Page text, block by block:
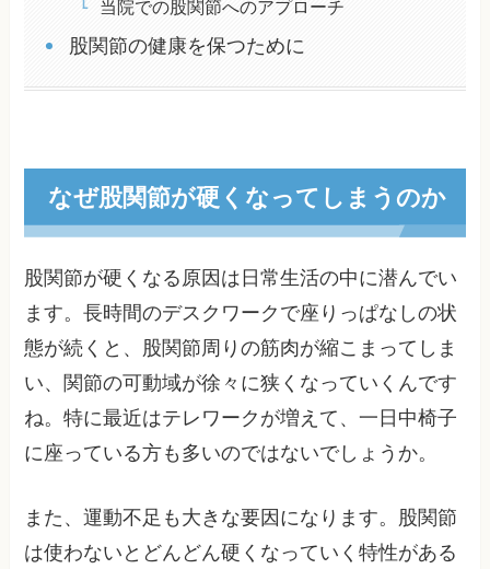
当院での股関節へのアプローチ
股関節の健康を保つために
なぜ股関節が硬くなってしまうのか
股関節が硬くなる原因は日常生活の中に潜んでい
ます。長時間のデスクワークで座りっぱなしの状
態が続くと、股関節周りの筋肉が縮こまってしま
い、関節の可動域が徐々に狭くなっていくんです
ね。特に最近はテレワークが増えて、一日中椅子
に座っている方も多いのではないでしょうか。
また、運動不足も大きな要因になります。股関節
は使わないとどんどん硬くなっていく特性がある